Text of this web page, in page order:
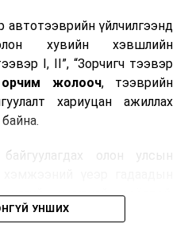
автотээврийн үйлчилгээнд
хувийн хэвшлийн
I, II”, “Зорчигч тээвэр
жолооч, тээврийн
хариуцан ажиллах
олон улсын
шуурхай, соёлтой,
үйлчилгээ үзүүлэх
УНШИХ